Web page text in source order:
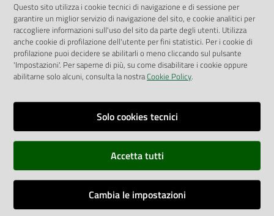
Privacy Policy
Attuazione Misure PNRR
Liste di Attesa
ENTI, IMPRESE E PARTNER
Fatturazione Elettronica
Richiesta Patrocinio
Dichiarazione di Accessibilità
Dati di Monitoraggio
Questo sito utilizza i cookie tecnici di navigazione e di sessione per
garantire un miglior servizio di navigazione del sito, e cookie analitici per
raccogliere informazioni sull'uso del sito da parte degli utenti. Utilizza
anche cookie di profilazione dell'utente per fini statistici. Per i cookie di
profilazione puoi decidere se abilitarli o meno cliccando sul pulsante
'Impostazioni'. Per saperne di più, su come disabilitare i cookie oppure
abilitarne solo alcuni, consulta la nostraCookie Policy.
Solo cookies tecnici
Accetta tutti
Cambia le impostazioni